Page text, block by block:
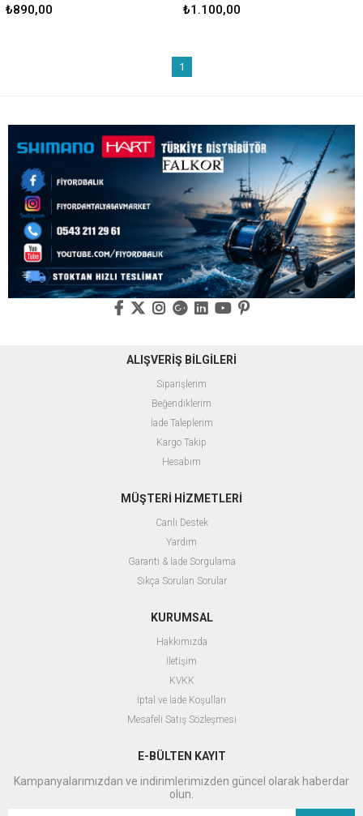
₺890,00 ₺1.100,00
1
ALIŞVERİŞ BİLGİLERİ
Siparişlerim
Beğendiklerim
İade Taleplerim
Kargo Takip
Hesabım
MÜŞTERİ HİZMETLERİ
Canlı Destek
Yardım
Garanti & İade Sorgulama
Sıkça Sorulan Sorular
KURUMSAL
Hakkımızda
İletişim
KVKK
İptal ve İade Koşulları
Mesafeli Satış Sözleşmesi
E-BÜLTEN KAYIT
Kampanyalarımızdan ve indirimlerimizden güncel olarak haberdar
olun.